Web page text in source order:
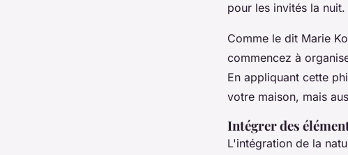
pour les invités la nuit.
Comme le dit Marie
commencez à
En appliquant cette
votre maison, mais
Intégrer des
L'intégration de la